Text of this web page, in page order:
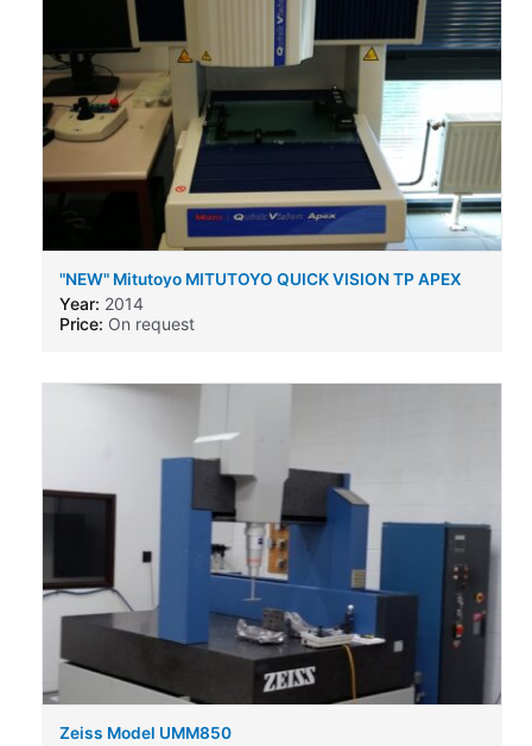
"NEW" Mitutoyo MITUTOYO QUICK VISION TP APEX
30 PRO
Year: 2014
Price: On request
Zeiss Model UMM850